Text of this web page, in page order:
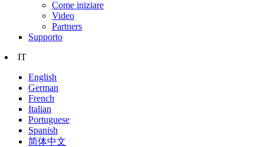
Come iniziare
Video
Partners
Supporto
IT
English
German
French
Italian
Portuguese
Spanish
简体中文